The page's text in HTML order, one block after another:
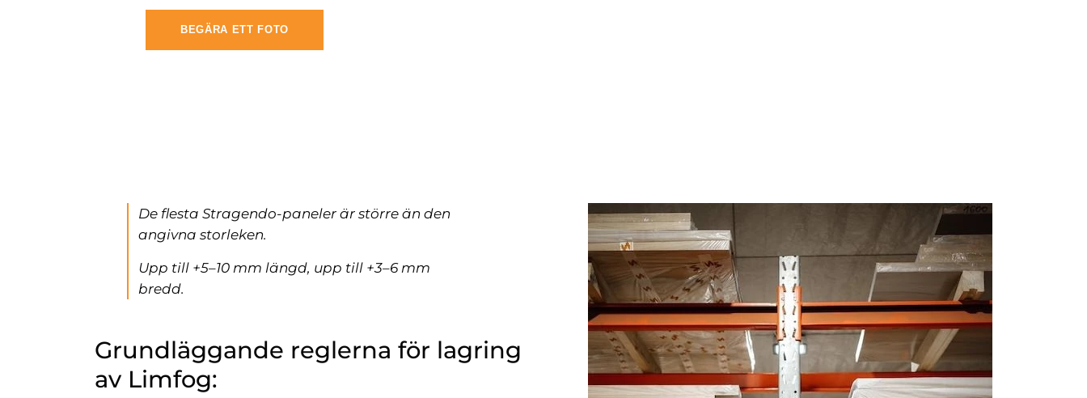
BEGÄRA ETT FOTO
De flesta Stragendo-paneler är större än den
angivna storleken.
Upp till +5–10 mm längd, upp till +3–6 mm
bredd.
Grundläggande reglerna för lagring
av Limfog: